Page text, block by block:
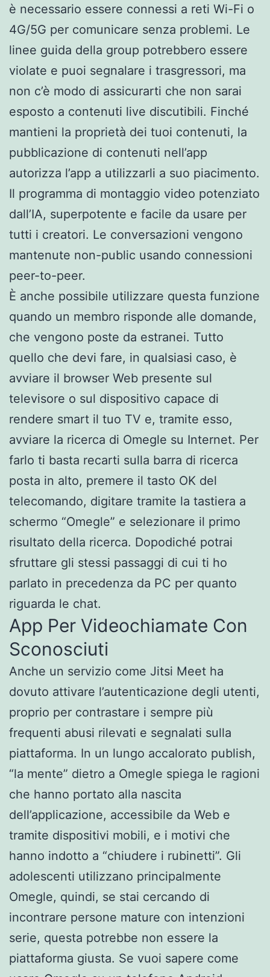
è necessario essere connessi a reti Wi-Fi o
4G/5G per comunicare senza problemi. Le
linee guida della group potrebbero essere
violate e puoi segnalare i trasgressori, ma
non c’è modo di assicurarti che non sarai
esposto a contenuti live discutibili. Finché
mantieni la proprietà dei tuoi contenuti, la
pubblicazione di contenuti nell’app
autorizza l’app a utilizzarli a suo piacimento.
Il programma di montaggio video potenziato
dall’IA, superpotente e facile da usare per
tutti i creatori. Le conversazioni vengono
mantenute non-public usando connessioni
peer-to-peer.
È anche possibile utilizzare questa funzione
quando un membro risponde alle domande,
che vengono poste da estranei. Tutto
quello che devi fare, in qualsiasi caso, è
avviare il browser Web presente sul
televisore o sul dispositivo capace di
rendere smart il tuo TV e, tramite esso,
avviare la ricerca di Omegle su Internet. Per
farlo ti basta recarti sulla barra di ricerca
posta in alto, premere il tasto OK del
telecomando, digitare tramite la tastiera a
schermo “Omegle” e selezionare il primo
risultato della ricerca. Dopodiché potrai
sfruttare gli stessi passaggi di cui ti ho
parlato in precedenza da PC per quanto
riguarda le chat.
App Per Videochiamate Con
Sconosciuti
Anche un servizio come Jitsi Meet ha
dovuto attivare l’autenticazione degli utenti,
proprio per contrastare i sempre più
frequenti abusi rilevati e segnalati sulla
piattaforma. In un lungo accalorato publish,
“la mente” dietro a Omegle spiega le ragioni
che hanno portato alla nascita
dell’applicazione, accessibile da Web e
tramite dispositivi mobili, e i motivi che
hanno indotto a “chiudere i rubinetti”. Gli
adolescenti utilizzano principalmente
Omegle, quindi, se stai cercando di
incontrare persone mature con intenzioni
serie, questa potrebbe non essere la
piattaforma giusta. Se vuoi sapere come